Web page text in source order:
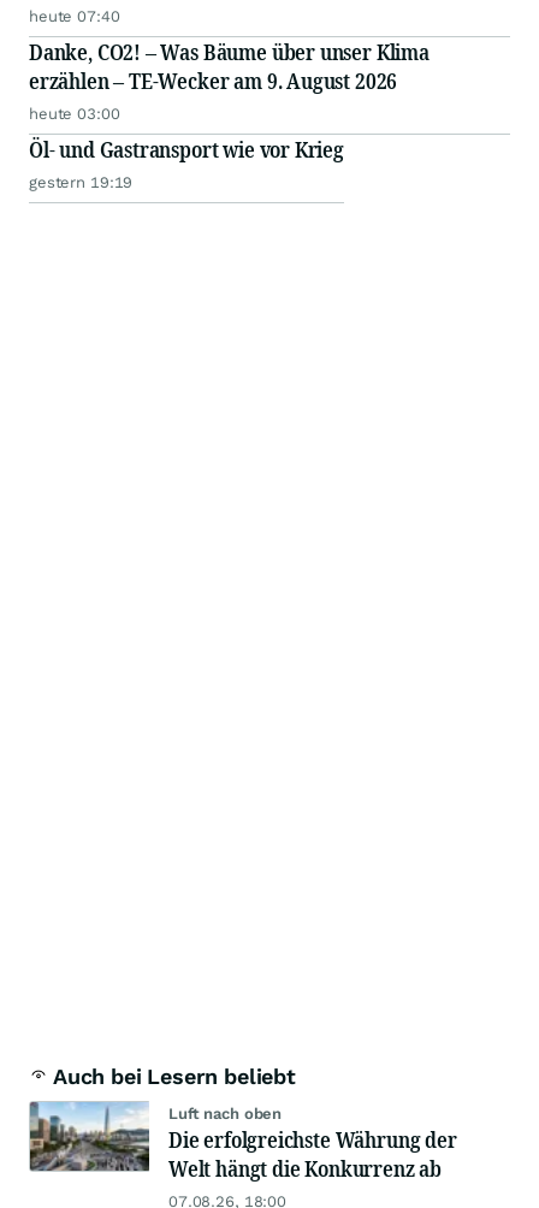
heute 07:40
Danke, CO2! – Was Bäume über unser Klima
erzählen – TE-Wecker am 9. August 2026
heute 03:00
Öl- und Gastransport wie vor Krieg
gestern 19:19
Auch bei Lesern beliebt
Luft nach oben
Die erfolgreichste Währung der
Welt hängt die Konkurrenz ab
07.08.26, 18:00